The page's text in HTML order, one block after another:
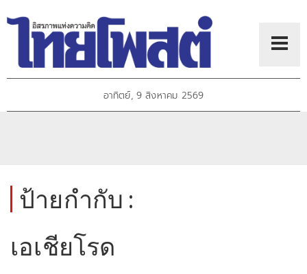
อาทิตย์, 9 สิงหาคม 2569
ป้ายกำกับ :
เอเชียโรด